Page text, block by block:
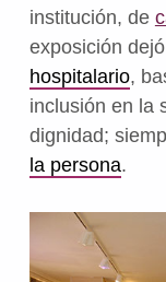
institución, de
exposición
hospitalario,
inclusión en la
dignidad;
la persona.